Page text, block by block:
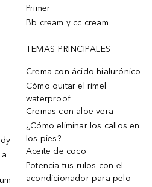
Primer
Bb cream y cc cream
TEMAS PRINCIPALES
Crema con ácido hialurónico
Cómo quitar el rímel
waterproof
Cremas con aloe vera
¿Cómo eliminar los callos en
los pies?
Aceite de coco
Potencia tus rulos con el
acondicionador para pelo